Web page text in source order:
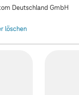
Deutschland GmbH
löschen